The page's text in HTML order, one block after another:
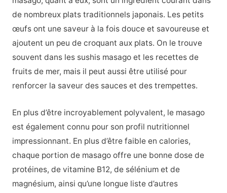
de nombreux plats traditionnels japonais. Les petits
œufs ont une saveur à la fois douce et savoureuse et
ajoutent un peu de croquant aux plats. On le trouve
souvent dans les sushis masago et les recettes de
fruits de mer, mais il peut aussi être utilisé pour
renforcer la saveur des sauces et des trempettes.
En plus d’être incroyablement polyvalent, le masago
est également connu pour son profil nutritionnel
impressionnant. En plus d’être faible en calories,
chaque portion de masago offre une bonne dose de
protéines, de vitamine B12, de sélénium et de
magnésium, ainsi qu’une longue liste d’autres